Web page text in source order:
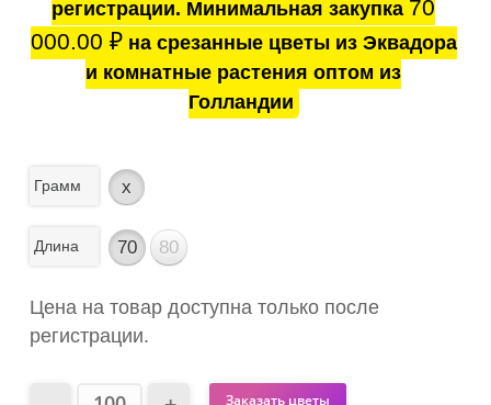
регистрации. Минимальная закупка 70
000.00 ₽на срезанные цветы из Эквадора
и комнатные растения оптом из
Голландии
Грамм x
Длина 70 80
Цена на товар доступна только после
регистрации.
Заказать цветы